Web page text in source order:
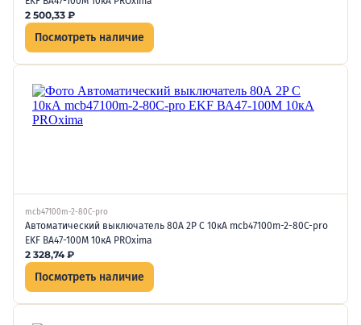
2 500,33 ₽
Посмотреть наличие
mcb47100m-2-80C-pro
Автоматический выключатель 80А 2P C 10кА mcb47100m-2-80C-pro
EKF ВА47-100М 10кА PROxima
2 328,74₽
Посмотреть наличие